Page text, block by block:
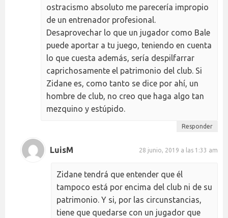
ostracismo absoluto me parecería impropio
de un entrenador profesional.
Desaprovechar lo que un jugador como Bale
puede aportar a tu juego, teniendo en cuenta
lo que cuesta además, sería despilfarrar
caprichosamente el patrimonio del club. Si
Zidane es, como tanto se dice por ahí, un
hombre de club, no creo que haga algo tan
mezquino y estúpido.
Responder
LuisM 28 junio, 2019 a las 1:33 am
Zidane tendrá que entender que él
tampoco está por encima del club ni de su
patrimonio. Y si, por las circunstancias,
tiene que quedarse con un jugador que